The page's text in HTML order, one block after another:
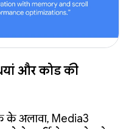
और कोड की
के अलावा, Media3